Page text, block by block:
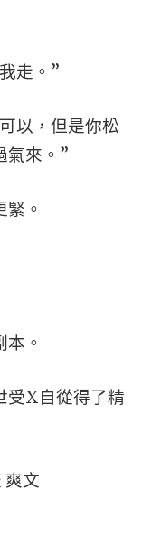
走。”
以，但是你松
氣來。”
。
。
受X自從得了精
爽文